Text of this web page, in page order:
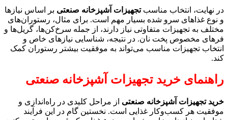
در نهایت، انتخاب مناسبتجهیزات آشپزخانه صنعتی بر اساس نیازها
و نوع غذاهای سرو شده بسیار مهم است. برای مثال، رستوران‌های
مختلف به تجهیزات متفاوتی نیاز دارند، از جمله سرخ‌کن‌ها، گریل‌ها و
فرهای مخصوص پخت نان. در نتیجه، شناسایی نیازهای خاص و
انتخاب تجهیزات مناسب می‌تواند به موفقیت بیشتر رستوران کمک
کند.
راهنمای خرید تجهیزات آشپزخانه صنعتی
خرید تجهیزات آشپزخانه صنعتی از مراحل کلیدی در راه‌اندازی و
موفقیت هر کسب‌وکار غذایی است. نخستین گام در این فرآیند